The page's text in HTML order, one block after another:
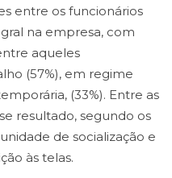
entre os funcionários
na empresa, com
aqueles
(57%), em regime
(33%). Entre as
resultado, segundo os
de socialização e
às telas.